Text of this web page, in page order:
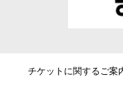
チケットに関するご案